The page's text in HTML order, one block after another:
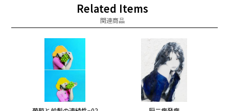
Related Items
関連商品